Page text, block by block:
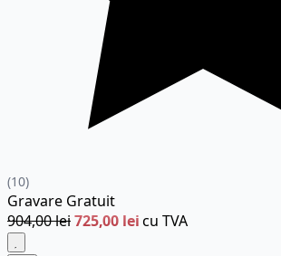
(10)
Gravare Gratuit
904,00 lei725,00 lei cu TVA